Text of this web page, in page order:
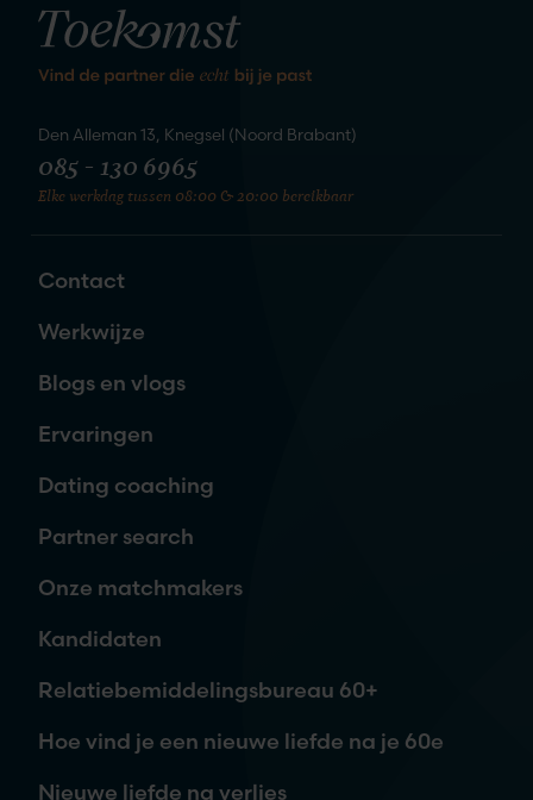
Den Alleman 13, Knegsel (Noord Brabant)
085 - 130 6965
Elke werkdag tussen 08:00 & 20:00 bereikbaar
Contact
Werkwijze
Blogs en vlogs
Ervaringen
Dating coaching
Partner search
Onze matchmakers
Kandidaten
Relatiebemiddelingsbureau 60+
Hoe vind je een nieuwe liefde na je 60e
Nieuwe liefde na verlies
We staan te springen om
te maken
liefde
Naam